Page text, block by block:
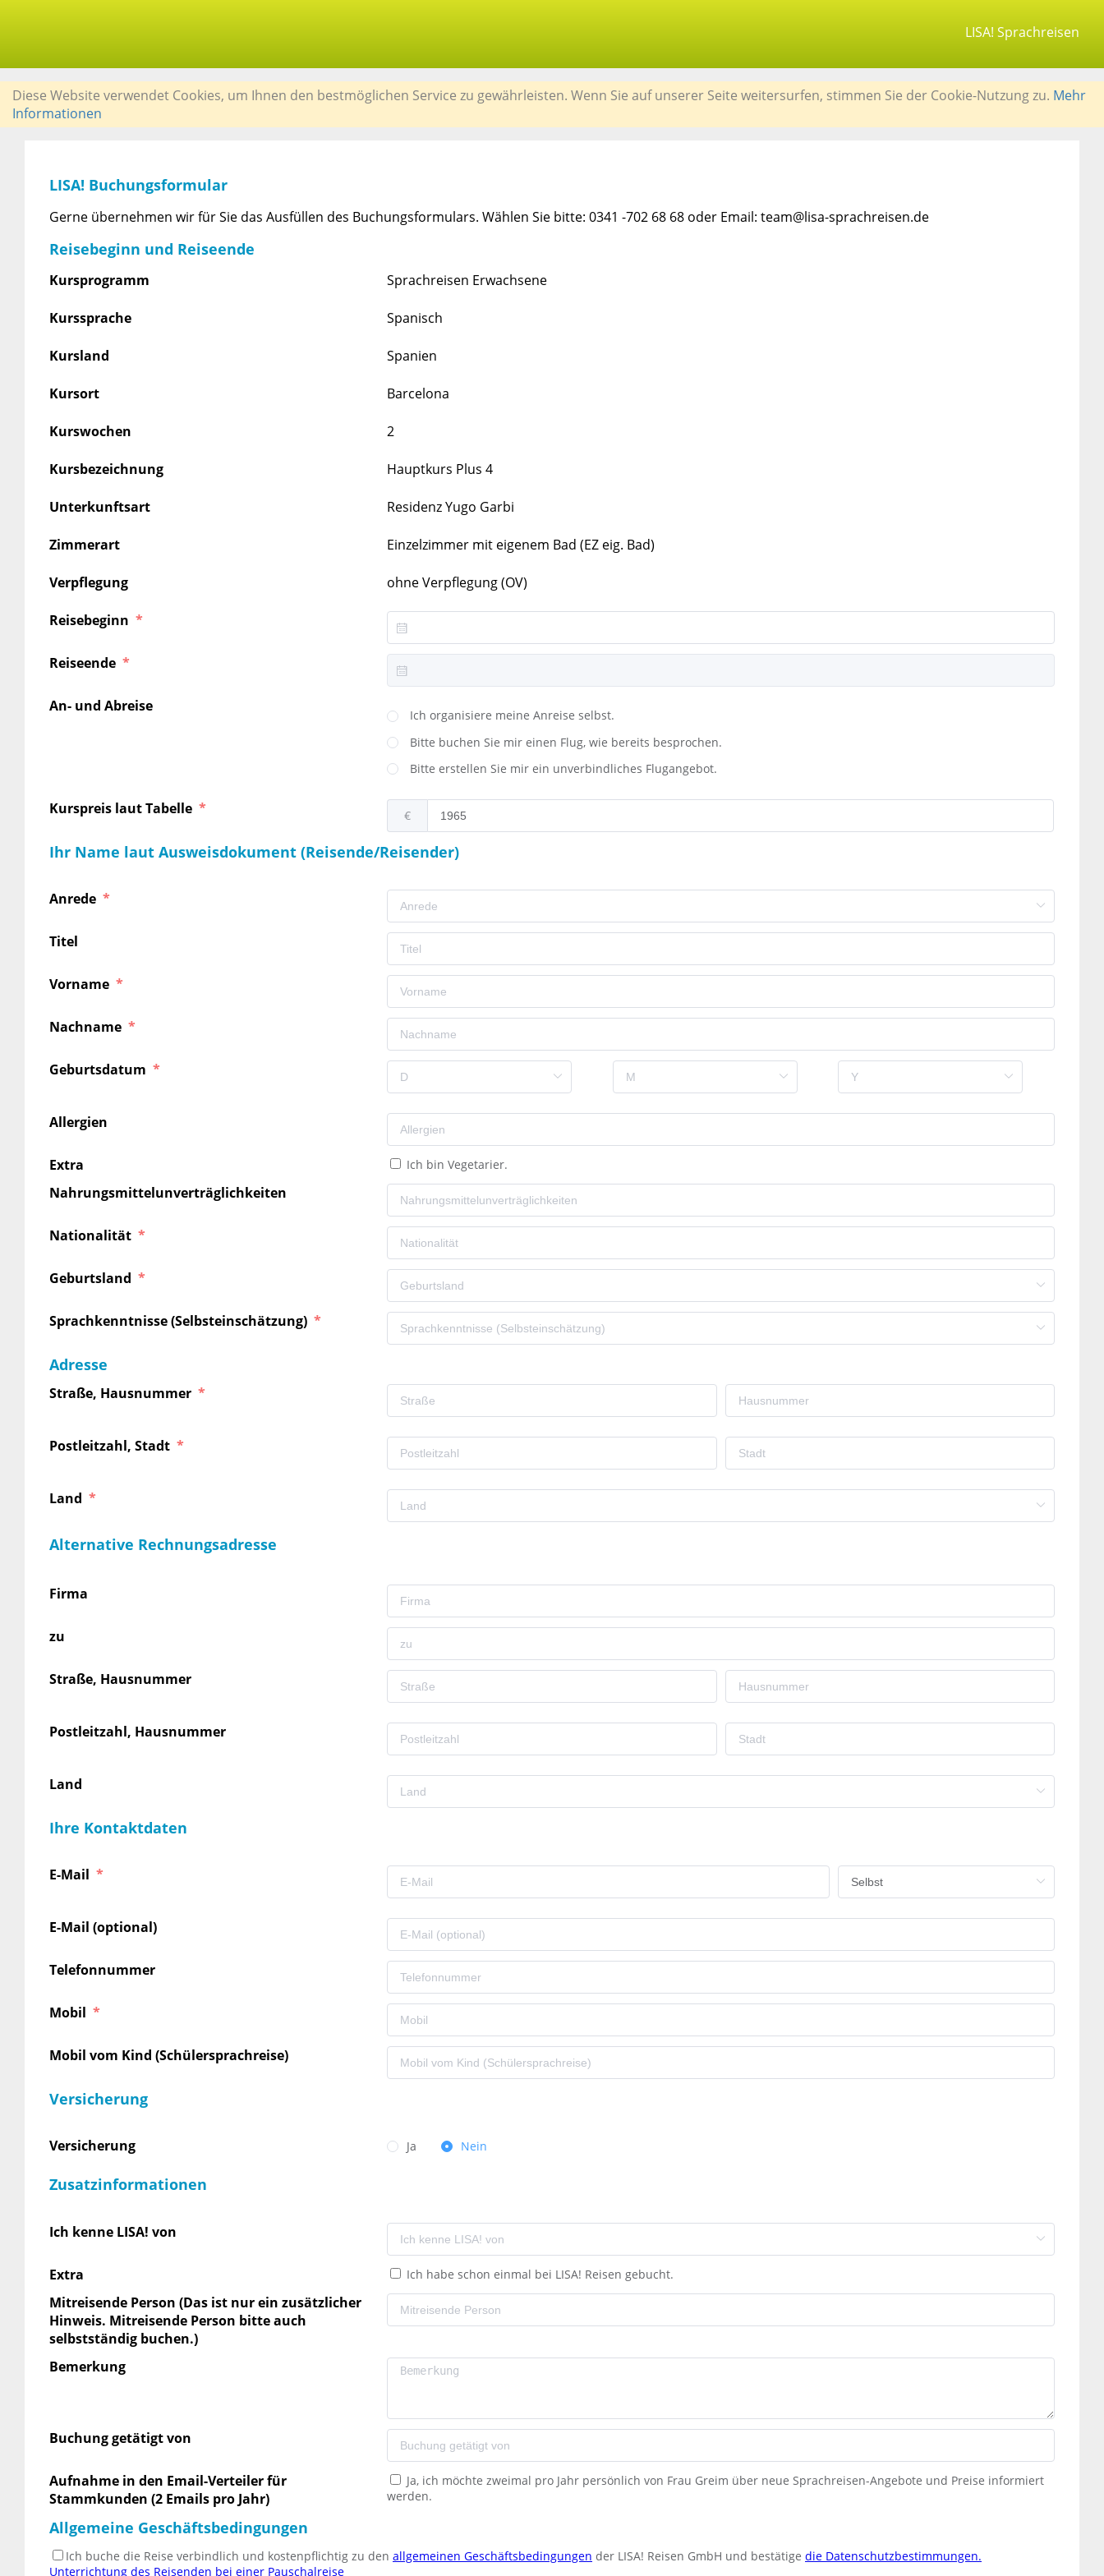
LISA! Sprachreisen
Diese Website verwendet Cookies, um Ihnen den bestmöglichen Service zu gewährleisten. Wenn Sie auf unserer Seite weitersurfen, stimmen Sie der Cookie-Nutzung zu. Mehr
Informationen
LISA! Buchungsformular
Gerne übernehmen wir für Sie das Ausfüllen des Buchungsformulars. Wählen Sie bitte: 0341 -702 68 68 oder Email: team@lisa-sprachreisen.de
Reisebeginn und Reiseende
Kursprogramm Sprachreisen Erwachsene
Kurssprache Spanisch
Kursland Spanien
Kursort Barcelona
Kurswochen 2
Kursbezeichnung Hauptkurs Plus 4
Unterkunftsart Residenz Yugo Garbi
Zimmerart Einzelzimmer mit eigenem Bad (EZ eig. Bad)
Verpflegung ohne Verpflegung (OV)
Reisebeginn
Reiseende
An- und Abreise
Ich organisiere meine Anreise selbst.
Bitte buchen Sie mir einen Flug, wie bereits besprochen.
Bitte erstellen Sie mir ein unverbindliches Flugangebot.
Kurspreis laut Tabelle €
Ihr Name laut Ausweisdokument (Reisende/Reisender)
Anrede
Titel
Vorname
Nachname
Geburtsdatum
Allergien
Extra Ich bin Vegetarier.
Nahrungsmittelunverträglichkeiten
Nationalität
Geburtsland
Sprachkenntnisse (Selbsteinschätzung)
Adresse
Straße, Hausnummer
Postleitzahl, Stadt
Land
Alternative Rechnungsadresse
Firma
zu
Straße, Hausnummer
Postleitzahl, Hausnummer
Land
Ihre Kontaktdaten
E-Mail
E-Mail (optional)
Telefonnummer
Mobil
Mobil vom Kind (Schülersprachreise)
Versicherung
Versicherung Ja Nein
Zusatzinformationen
Ich kenne LISA! von
Extra Ich habe schon einmal bei LISA! Reisen gebucht.
Mitreisende Person (Das ist nur ein zusätzlicher
Hinweis. Mitreisende Person bitte auch
selbstständig buchen.)
Bemerkung
Buchung getätigt von
Aufnahme in den Email-Verteiler für
Stammkunden (2 Emails pro Jahr)
Ja, ich möchte zweimal pro Jahr persönlich von Frau Greim über neue Sprachreisen-Angebote und Preise informiert
werden.
Allgemeine Geschäftsbedingungen
Ich buche die Reise verbindlich und kostenpflichtig zu den allgemeinen Geschäftsbedingungen der LISA! Reisen GmbH und bestätige die Datenschutzbestimmungen.
Unterrichtung des Reisenden bei einer Pauschalreise